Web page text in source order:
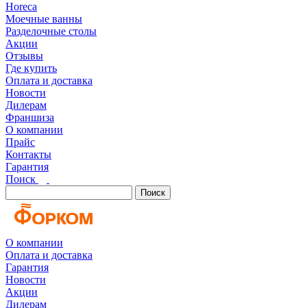
Horeca
Моечные ванны
Разделочные столы
Акции
Отзывы
Где купить
Оплата и доставка
Новости
Дилерам
Франшиза
О компании
Прайс
Контакты
Гарантия
Поиск
Поиск
О компании
Оплата и доставка
Гарантия
Новости
Акции
Дилерам